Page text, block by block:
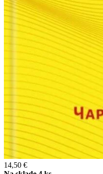
14,50 €